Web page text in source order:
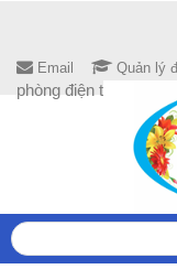
Email Quản lý
phòng điện tử